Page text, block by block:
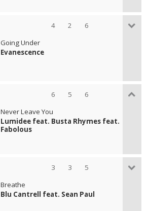
4 2 6
Going Under
Evanescence
6 5 6
Never Leave You
Lumidee feat. Busta Rhymes feat.
Fabolous
3 3 5
Breathe
Blu Cantrell feat. Sean Paul